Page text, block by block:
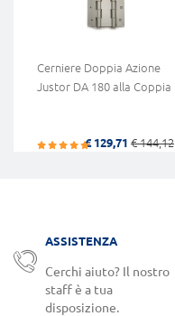
Cerniere Doppia Azione
Justor DA 180 alla Coppia
€ 129,71 € 144,12
ASSISTENZA
Cerchi aiuto? Il nostro
staff è a tua
disposizione.